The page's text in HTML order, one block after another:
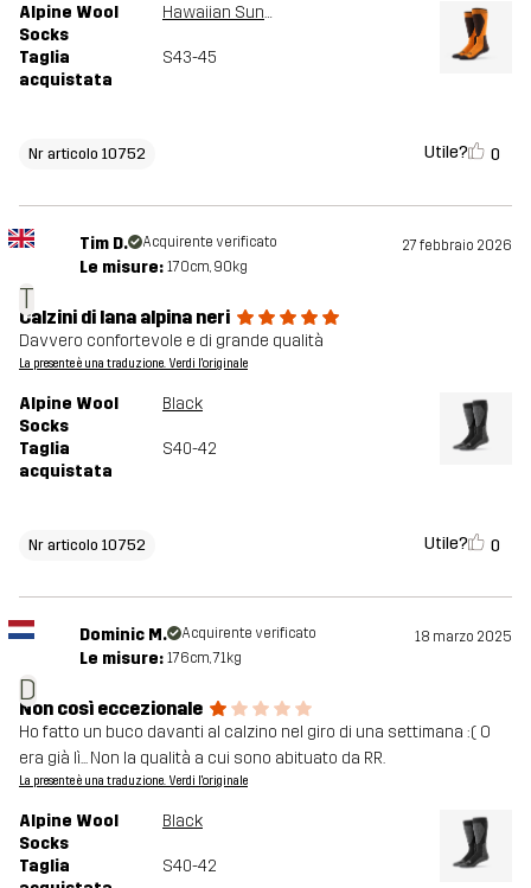
Alpine Wool
Socks
Hawaiian Sunset
Taglia
acquistata
S43-45
Nr articolo 10752 Utile? 0
T
Tim D. Acquirente verificato 27 febbraio 2026
Le misure: 170cm, 90kg
Calzini di lana alpina neri
Davvero confortevole e di grande qualità
La presente è una traduzione. Verdi l'originale
Alpine Wool
Socks
Black
Taglia
acquistata
S40-42
Nr articolo 10752 Utile? 0
D
Dominic M. Acquirente verificato 18 marzo 2025
Le misure: 176cm, 71kg
Non così eccezionale
Ho fatto un buco davanti al calzino nel giro di una settimana :( O
era già lì... Non la qualità a cui sono abituato da RR.
La presente è una traduzione. Verdi l'originale
Alpine Wool
Socks
Black
Taglia
S40-42